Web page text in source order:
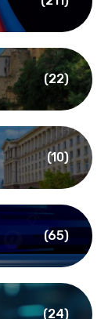
(22)
(10)
(65)
(24)